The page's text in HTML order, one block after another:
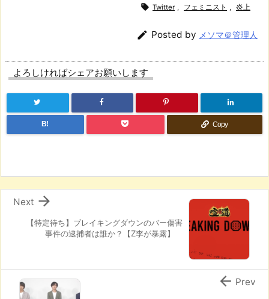
 Twitter , フェミニスト , 炎上
 Posted by メソマ＠管理人
よろしければシェアお願いします
B! Copy
【特定待ち】ブレイキングダウンのバー傷害
事件の逮捕者は誰か？【Z李が暴露】

Next
 Prev